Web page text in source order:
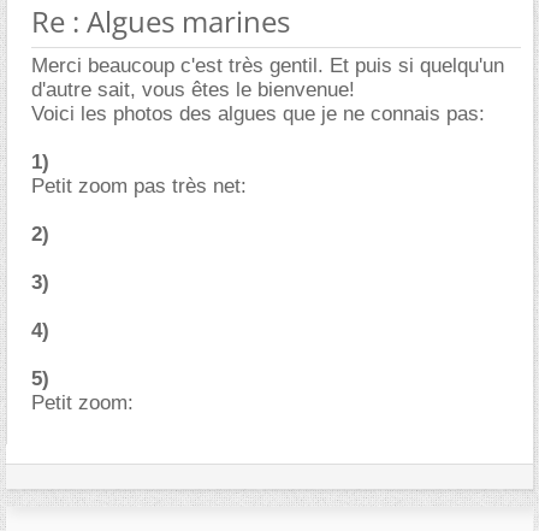
Re : Algues marines
Merci beaucoup c'est très gentil. Et puis si quelqu'un
d'autre sait, vous êtes le bienvenue!
Voici les photos des algues que je ne connais pas:
1)
Petit zoom pas très net:
2)
3)
4)
5)
Petit zoom: